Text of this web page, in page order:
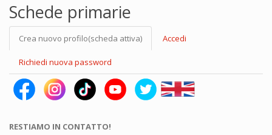
Schede primarie
Crea nuovo profilo(scheda attiva) Accedi
Richiedi nuova password
RESTIAMO IN CONTATTO!